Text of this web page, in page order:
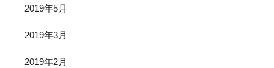
2019年5月
2019年3月
2019年2月